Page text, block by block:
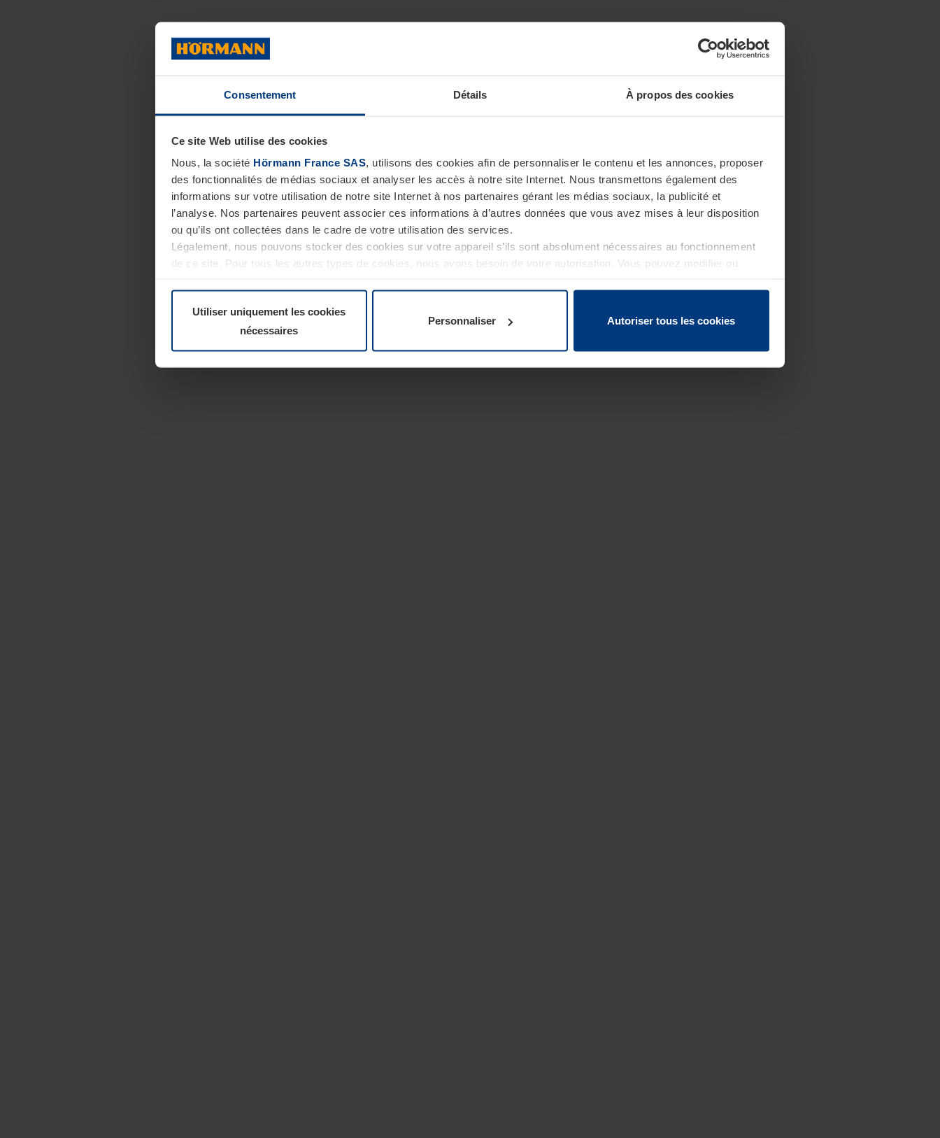
Consentement Détails À propos des cookies
Ce site Web utilise des cookies
Nous, la société Hörmann France SAS, utilisons des cookies afin de personnaliser le contenu et les annonces, proposer
des fonctionnalités de médias sociaux et analyser les accès à notre site Internet. Nous transmettons également des
informations sur votre utilisation de notre site Internet à nos partenaires gérant les médias sociaux, la publicité et
l’analyse. Nos partenaires peuvent associer ces informations à d’autres données que vous avez mises à leur disposition
ou qu’ils ont collectées dans le cadre de votre utilisation des services.
Légalement, nous pouvons stocker des cookies sur votre appareil s’ils sont absolument nécessaires au fonctionnement
de ce site. Pour tous les autres types de cookies, nous avons besoin de votre autorisation. Vous pouvez modifier ou
Utiliser uniquement les cookies
nécessaires
Personnaliser Autoriser tous les cookies